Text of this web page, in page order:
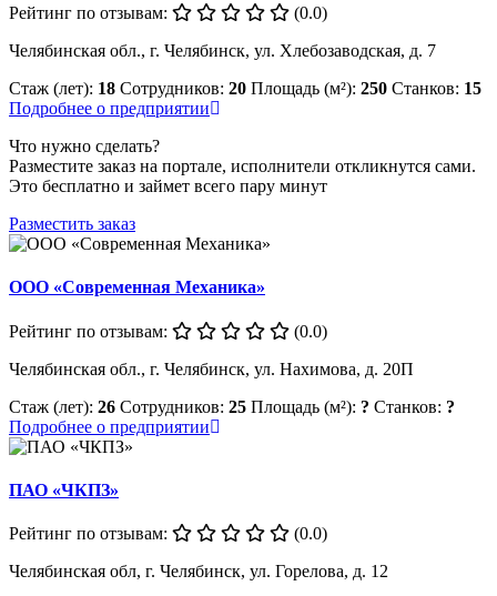
Рейтинг по отзывам:
(0.0)
Челябинская обл., г. Челябинск, ул. Хлебозаводская, д. 7
Стаж (лет): 18 Сотрудников: 20 Площадь (м²): 250 Станков: 15
Подробнее о предприятии
Что нужно сделать?
Разместите заказ на портале, исполнители откликнутся сами.
Это бесплатно и займет всего пару минут
Разместить заказ
ООО «Современная Механика»
Рейтинг по отзывам:
(0.0)
Челябинская обл., г. Челябинск, ул. Нахимова, д. 20П
Стаж (лет): 26 Сотрудников: 25 Площадь (м²): ? Станков: ?
Подробнее о предприятии
ПАО «ЧКПЗ»
Рейтинг по отзывам:
(0.0)
Челябинская обл, г. Челябинск, ул. Горелова, д. 12